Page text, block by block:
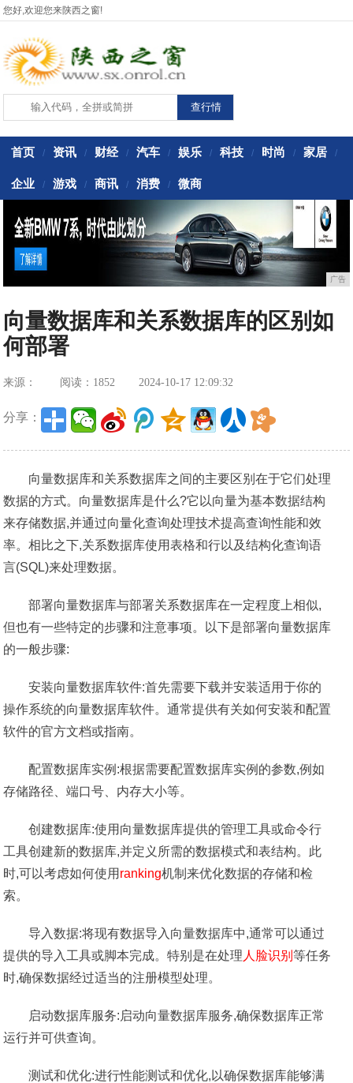
您好,欢迎您来陕西之窗!
首页 / 资讯 / 财经 / 汽车 / 娱乐 / 科技 / 时尚 / 家居 /
企业 / 游戏 / 商讯 / 消费 / 微商
广告
向量数据库和关系数据库的区别如
何部署
来源： 阅读：1852 2024-10-17 12:09:32
分享：
向量数据库和关系数据库之间的主要区别在于它们处理
数据的方式。向量数据库是什么?它以向量为基本数据结构
来存储数据,并通过向量化查询处理技术提高查询性能和效
率。相比之下,关系数据库使用表格和行以及结构化查询语
言(SQL)来处理数据。
部署向量数据库与部署关系数据库在一定程度上相似,
但也有一些特定的步骤和注意事项。以下是部署向量数据库
的一般步骤:
安装向量数据库软件:首先需要下载并安装适用于你的
操作系统的向量数据库软件。通常提供有关如何安装和配置
软件的官方文档或指南。
配置数据库实例:根据需要配置数据库实例的参数,例如
存储路径、端口号、内存大小等。
创建数据库:使用向量数据库提供的管理工具或命令行
工具创建新的数据库,并定义所需的数据模式和表结构。此
时,可以考虑如何使用 ranking机制来优化数据的存储和检
索。
导入数据:将现有数据导入向量数据库中,通常可以通过
提供的导入工具或脚本完成。特别是在处理 人脸识别等任务
时,确保数据经过适当的注册模型处理。
启动数据库服务:启动向量数据库服务,确保数据库正常
运行并可供查询。
测试和优化:进行性能测试和优化,以确保数据库能够满